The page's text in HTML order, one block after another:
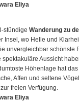
Eliya
stündige Wanderung zu
Insel, wo Helle und
unvergleichbar
spektakuläre Aussicht
Höhenlage hat
Affen und seltene
freien Verfügung.
Eliya